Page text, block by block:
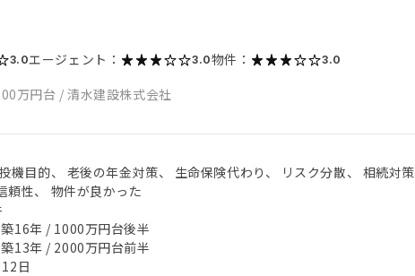
3.0エージェント： 3.0物件： 3.0
万円台 /清水建設株式会社
機目的、 老後の年金対策、 生命保険代わり、 リスク分散、 相続対策
頼性、 物件が良かった
16年 / 1000万円台後半
13年 / 2000万円台前半
日